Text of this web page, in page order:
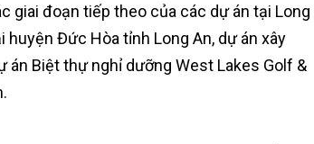
giai đoạn tiếp theo của các dự án tại Long
huyện Đức Hòa tỉnh Long An, dự án xây
án Biệt thự nghỉ dưỡng West Lakes Golf &